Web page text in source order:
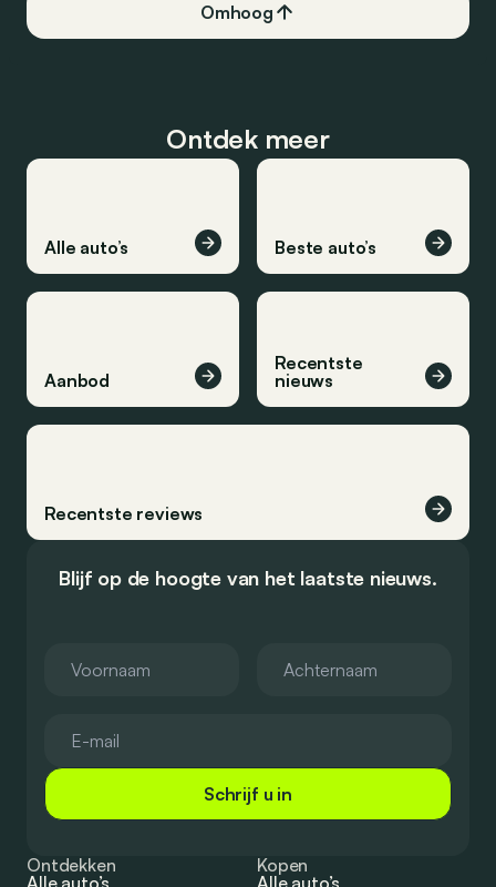
Omhoog
Ontdek meer
Alle auto’s Beste auto’s
Aanbod
Recentste
nieuws
Recentste reviews
Blijf op de hoogte van het laatste nieuws.
Schrijf u in
Ontdekken
Kopen